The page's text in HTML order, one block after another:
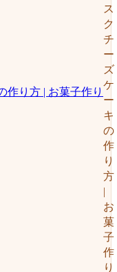
ス
ク
チ
ー
ズ
ケ
ー
キ
の
作
り
方
|
お
菓
子
作
り